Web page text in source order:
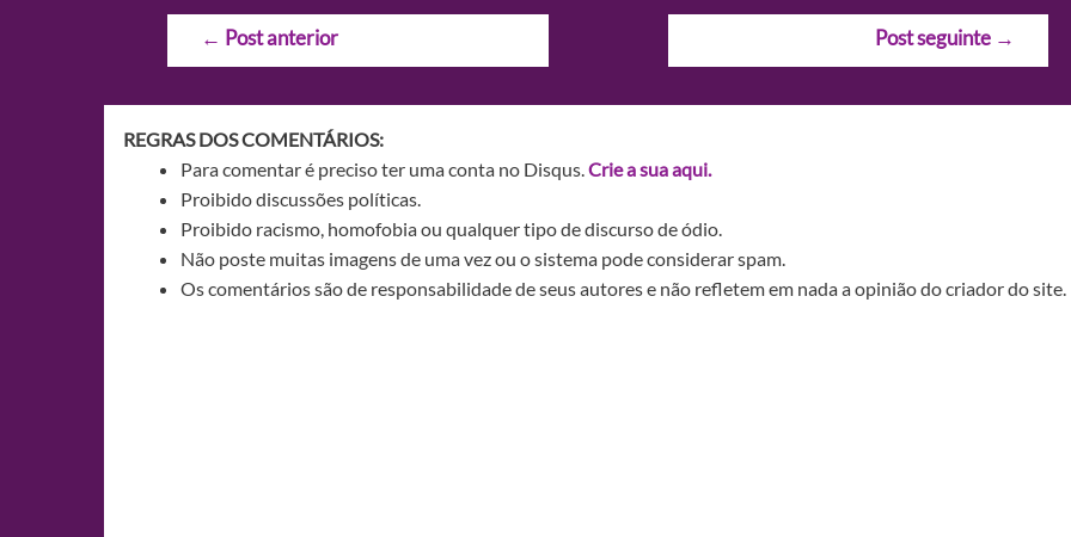
Navegação
← Post anterior Post seguinte →
REGRAS DOS COMENTÁRIOS:
Para comentar é preciso ter uma conta no Disqus.Crie a sua aqui.
Proibido discussões políticas.
Proibido racismo, homofobia ou qualquer tipo de discurso de ódio.
Não poste muitas imagens de uma vez ou o sistema pode considerar spam.
Os comentários são de responsabilidade de seus autores e não refletem em nada a opinião do criador do site.